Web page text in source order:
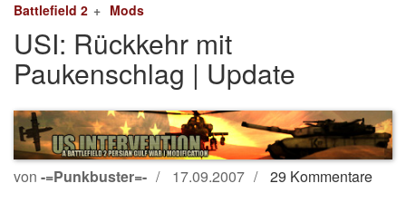
Battlefield 2 Mods
USI: Rückkehr mit
Paukenschlag | Update
von -=Punkbuster=- 17.09.2007 29 Kommentare